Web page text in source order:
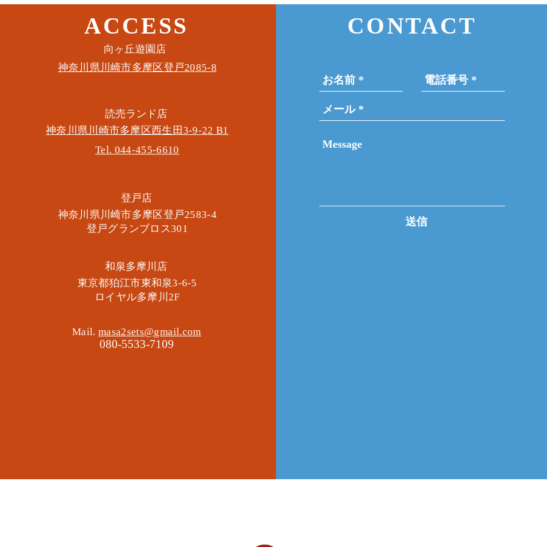
ACCESS
​向ヶ丘遊園店
神奈川県川崎市多摩区​登戸2085-8
​読売ランド店
神奈川県川崎市多摩区​西生田3-9-22 B1
Tel. 044-455-6610
​登戸店
神奈川県川崎市多摩区​登戸2583-4
​登戸グランブロス301
​和泉多摩川店
東京都狛江市東和泉3-6-5
​ロイヤル多摩川2F
Mail.masa2sets@gmail.com
080-5533-7109
CONTACT
送信